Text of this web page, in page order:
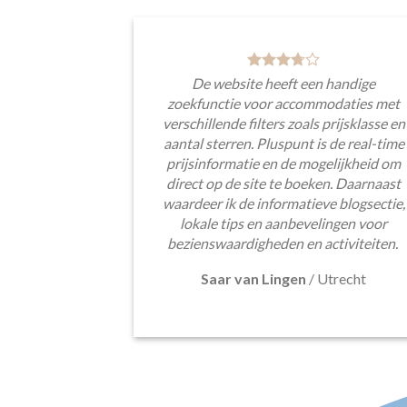
De website heeft een handige
zoekfunctie voor accommodaties met
verschillende filters zoals prijsklasse en
aantal sterren. Pluspunt is de real-time
prijsinformatie en de mogelijkheid om
direct op de site te boeken. Daarnaast
waardeer ik de informatieve blogsectie,
lokale tips en aanbevelingen voor
bezienswaardigheden en activiteiten.
Saar van Lingen / Utrecht